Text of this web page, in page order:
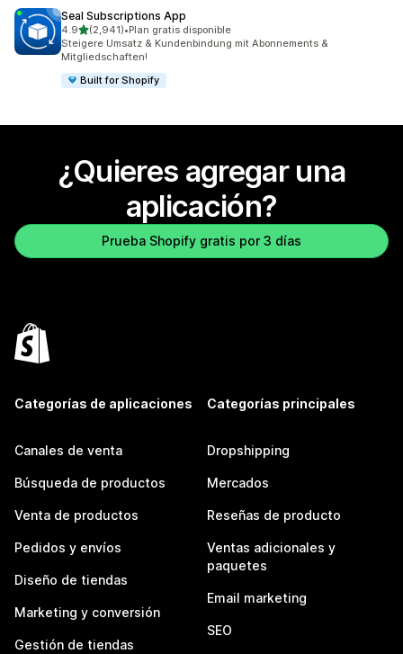
Seal Subscriptions App
4.9de 5 estrellas
(2,941)
2941 reseñas en total
•Plan gratis disponible
Steigere Umsatz & Kundenbindung mit Abonnements &
Mitgliedschaften!
Built for Shopify
¿Quieres agregar una
aplicación?
Prueba Shopify gratis por 3 días
Categorías de aplicaciones
Canales de venta
Búsqueda de productos
Venta de productos
Pedidos y envíos
Diseño de tiendas
Marketing y conversión
Gestión de tiendas
Categorías principales
Dropshipping
Mercados
Reseñas de producto
Ventas adicionales y
paquetes
Email marketing
SEO